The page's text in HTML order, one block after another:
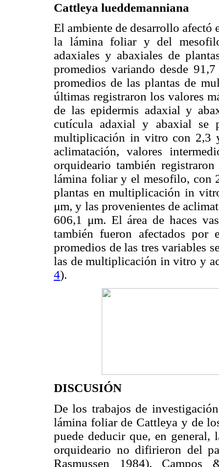
Cattleya lueddemanniana
El ambiente de desarrollo afectó
la lámina foliar y del
adaxiales y abaxiales de
promedios variando desde
promedios de las plantas de
últimas registraron los valores
de las epidermis adaxial y
cutícula adaxial y abaxial se
multiplicación in vitro con 2,3
aclimatación, valores
orquideario también
lámina foliar y el mesofilo, con
plantas en multiplicación in
μm, y las provenientes de
606,1 μm. El área de haces
también fueron afectados por
promedios de las tres variables
las de multiplicación in vitro y
4).
DISCUSIÓN
De los trabajos de
lámina foliar de Cattleya y de
puede deducir que, en general,
orquideario no difirieron del
Rasmussen 1984).